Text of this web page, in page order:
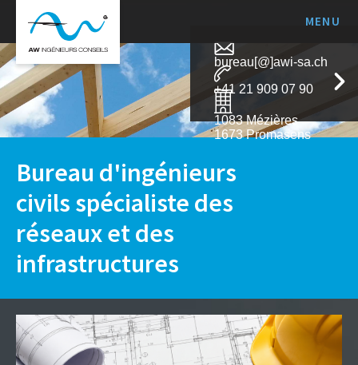
sa.ch
MENU
Bureau d'ingénieurs
civils spécialiste des
réseaux et des
infrastructures
bureau[@]awi-sa.ch
+41 21 909 07 90
1083 Mézières
1673 Promasens